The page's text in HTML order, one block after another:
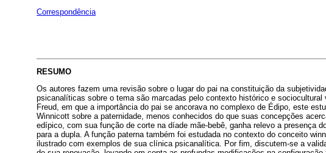
Correspondência
RESUMO
Os autores fazem uma revisão sobre o lugar do pai na constituição da
psicanalíticas sobre o tema são marcadas pelo contexto histórico e
Freud, em que a importância do pai se ancorava no complexo de Édipo, este
Winnicott sobre a paternidade, menos conhecidos do que suas concepções
edípico, com sua função de corte na díade mãe-bebê, ganha relevo a presença
para a dupla. A função paterna também foi estudada no contexto do conceito
ilustrado com exemplos de sua clínica psicanalítica. Por fim, discutem-se a